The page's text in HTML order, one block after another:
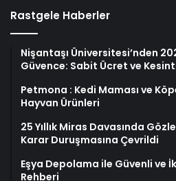
Rastgele Haberler
Nişantaşı Üniversitesi’nden
Güvence: Sabit Ücret ve
Petmona : Kedi Maması ve
Hayvan Ürünleri
25 Yıllık Miras Davasında
Karar Duruşmasına Çevrildi
Eşya Depolama ile Güvenli ve
Rehberi